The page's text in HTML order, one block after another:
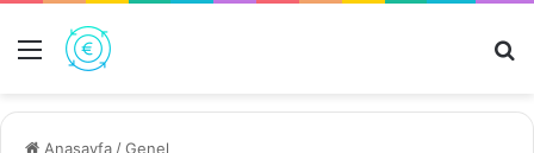
Menü
Anasayfa /Genel